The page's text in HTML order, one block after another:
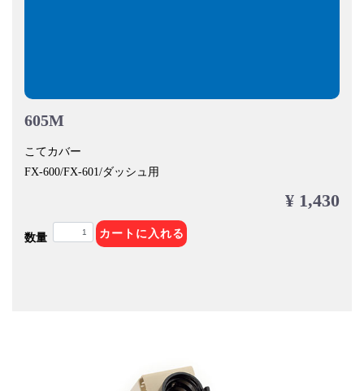
605M
こてカバー
FX-600/FX-601/ダッシュ用
¥ 1,430
数量 カートに入れる